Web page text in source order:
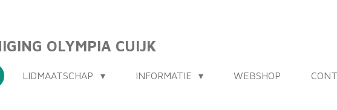
OLYMPIA CUIJK
LIDMAATSCHAP INFORMATIE WEBSHOP